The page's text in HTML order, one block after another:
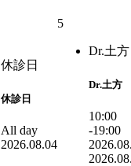
休診日
休診日
All day
2026.08.04
5
Dr.土方
Dr.土方
10:00
-19:00